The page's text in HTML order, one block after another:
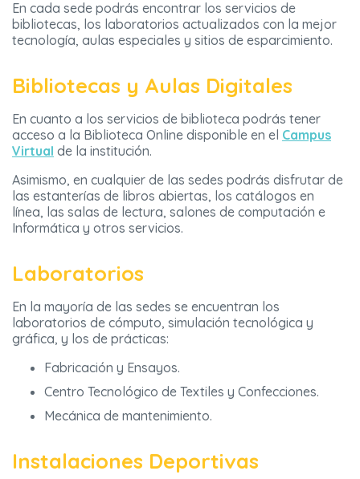
En cada sede podrás encontrar los servicios de
bibliotecas, los laboratorios actualizados con la mejor
tecnología, aulas especiales y sitios de esparcimiento.
Bibliotecas y Aulas Digitales
En cuanto a los servicios de biblioteca podrás tener
acceso a la Biblioteca Online disponible en el Campus
Virtual de la institución.
Asimismo, en cualquier de las sedes podrás disfrutar de
las estanterías de libros abiertas, los catálogos en
línea, las salas de lectura, salones de computación e
Informática y otros servicios.
Laboratorios
En la mayoría de las sedes se encuentran los
laboratorios de cómputo, simulación tecnológica y
gráfica, y los de prácticas:
Fabricación y Ensayos.
Centro Tecnológico de Textiles y Confecciones.
Mecánica de mantenimiento.
Instalaciones Deportivas